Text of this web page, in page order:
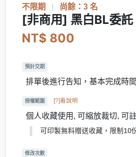
不限期 尚餘：3 名
[非商用] 黑白BL委
NT$ 800
預計交期
排單後進行告知，基本完成時
授權範圍 [?]看說明
個人收藏使用, 可縮放裁切, 可
可印製無料贈送收藏，限制10
修改次數